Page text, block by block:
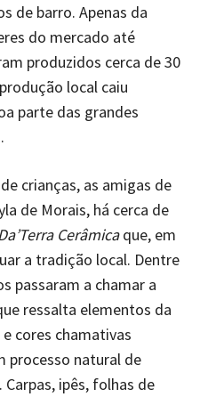
de barro. Apenas da
do mercado até
produzidos cerca de 30
local caiu
parte das grandes
crianças, as amigas de
de Morais, há cerca de
Cerâmicaque, em
a tradição local. Dentre
passaram a chamar a
ressalta elementos da
cores chamativas
processo natural de
ipês, folhas de